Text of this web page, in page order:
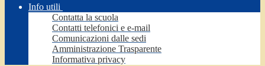
Info utili
Contatta la scuola
Contatti telefonici e e-mail
Comunicazioni dalle sedi
Amministrazione Trasparente
Informativa privacy